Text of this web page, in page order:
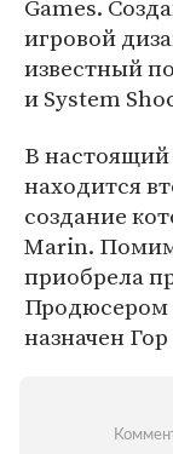
Games.
игровой
известный
и System
В настоящий
находится
создание
Marin.
приобрела
Продюсером
назначен